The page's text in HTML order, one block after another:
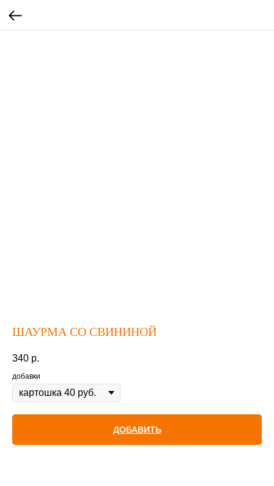
ШАУРМА СО СВИНИНОЙ
340 р.
добавки
ДОБАВИТЬ